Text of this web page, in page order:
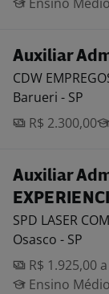
Auxiliar
CDW
Barueri - SP
R$ 2.300,00
Auxiliar
SPD LASER
Osasco - SP
R$ 1.925,00
Ensino